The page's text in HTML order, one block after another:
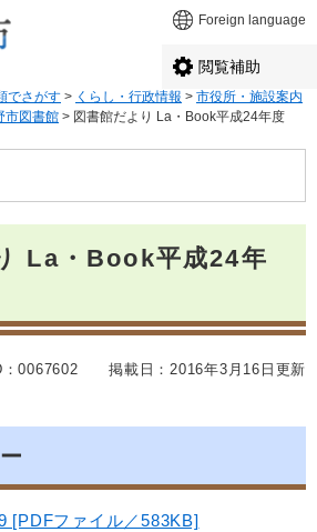
Foreign language
閲覧補助
でさがす > くらし・行政情報 > 市役所・施設案内
市図書館 > 図書館だより La・Book平成24年度
La・Book平成24年
0067602 掲載日：2016年3月16日更新
[PDFファイル／583KB]